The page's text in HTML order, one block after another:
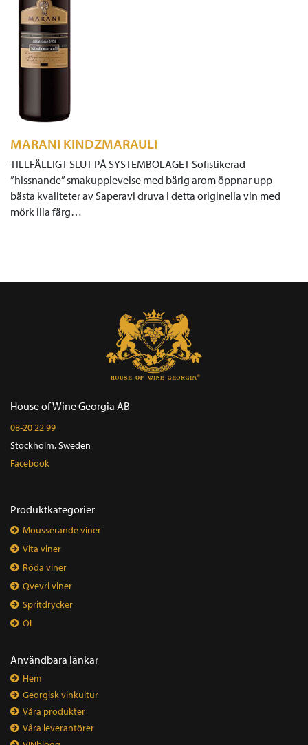
MARANI KINDZMARAULI
TILLFÄLLIGT SLUT PÅ SYSTEMBOLAGET Sofistikerad
”hissnande” smakupplevelse med bärig arom öppnar upp
bästa kvaliteter av Saperavi druva i detta originella vin med
mörk lila färg…
House of Wine Georgia AB
08-20 22 99
Stockholm, Sweden
Facebook
Produktkategorier
Mousserande viner
Vita viner
Röda viner
Qvevri viner
Spritdrycker
Öl
Användbara länkar
Hem
Georgisk vinkultur
Våra produkter
Våra leverantörer